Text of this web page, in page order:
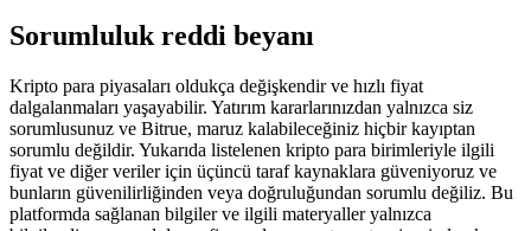
Deposit CASHCAT & Win
Share 500000 CASHCAT prize pool
Sorumluluk reddi beyanı
Kripto para piyasaları oldukça değişkendir ve hızlı fiyat
dalgalanmaları yaşayabilir. Yatırım kararlarınızdan yalnızca siz
sorumlusunuz ve Bitrue, maruz kalabileceğiniz hiçbir kayıptan
sorumlu değildir. Yukarıda listelenen kripto para birimleriyle ilgili
fiyat ve diğer veriler için üçüncü taraf kaynaklara güveniyoruz ve
bunların güvenilirliğinden veya doğruluğundan sorumlu değiliz. Bu
platformda sağlanan bilgiler ve ilgili materyaller yalnızca